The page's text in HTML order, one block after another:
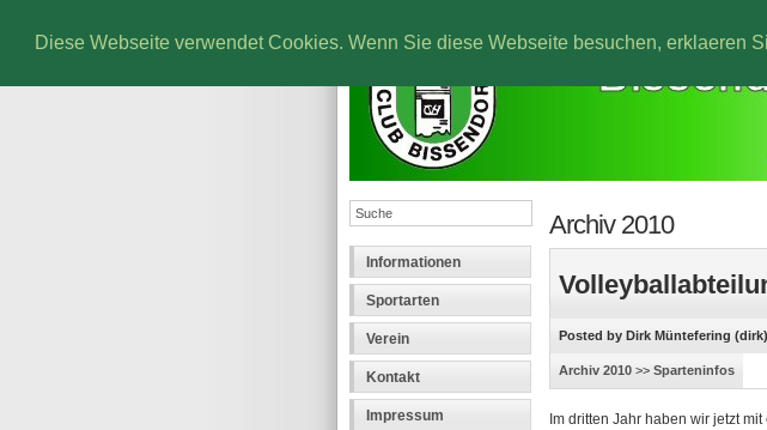
Diese Webseite verwendet Cookies. Wenn Sie diese Webseite besuchen, erklaeren
Informationen
Sportarten
Verein
Kontakt
Impressum
Archiv 2010
Posted by Dirk Müntefering
Archiv 2010 >>Sparteninfos
Im dritten Jahr haben wir jetzt